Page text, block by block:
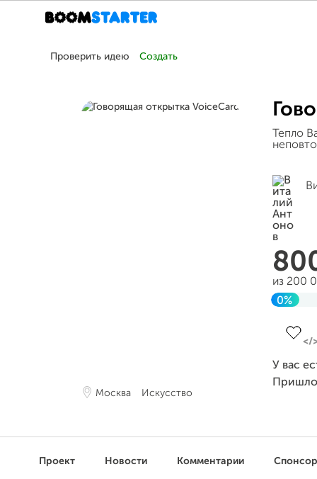
Проверить идею Создать
Москва Искусство
Тепло
из 200
0%
У вас
Проект Новости Комментарии